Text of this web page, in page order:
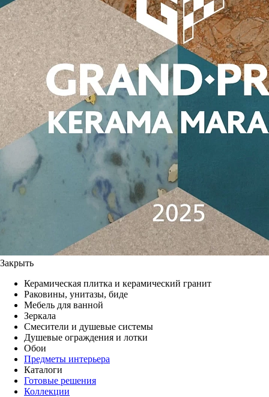
Закрыть
Керамическая плитка и керамический гранит
Раковины, унитазы, биде
Мебель для ванной
Зеркала
Смесители и душевые системы
Душевые ограждения и лотки
Обои
Предметы интерьера
Каталоги
Готовые решения
Коллекции